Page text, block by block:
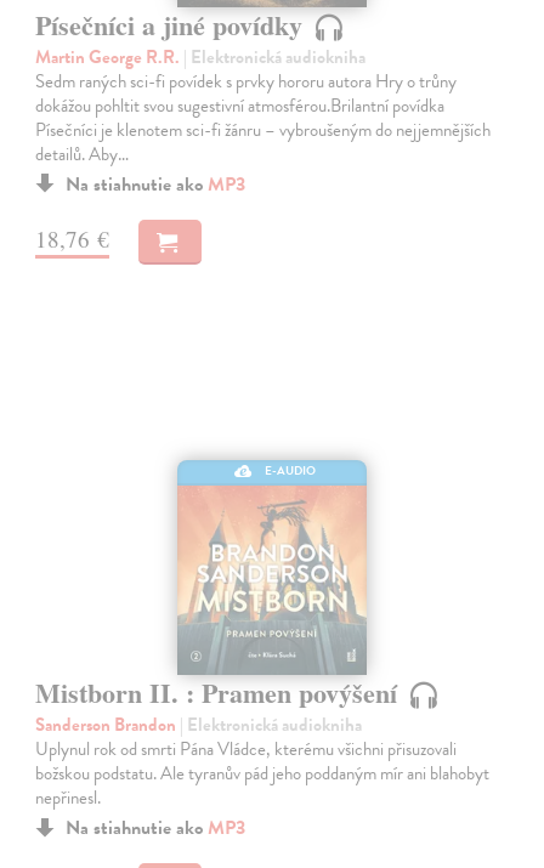
Písečníci a jiné povídky
Martin George R.R. | Elektronická audiokniha
Sedm raných sci-fi povídek s prvky hororu autora Hry o trůny
dokážou pohltit svou sugestivní atmosférou.Brilantní povídka
Písečníci je klenotem sci-fi žánru – vybroušeným do nejjemnějších
detailů. Aby…
Na stiahnutie ako MP3
18,76 €
E-AUDIO
Mistborn II. : Pramen povýšení
Sanderson Brandon | Elektronická audiokniha
Uplynul rok od smrti Pána Vládce, kterému všichni přisuzovali
božskou podstatu. Ale tyranův pád jeho poddaným mír ani blahobyt
nepřinesl.
Na stiahnutie ako MP3